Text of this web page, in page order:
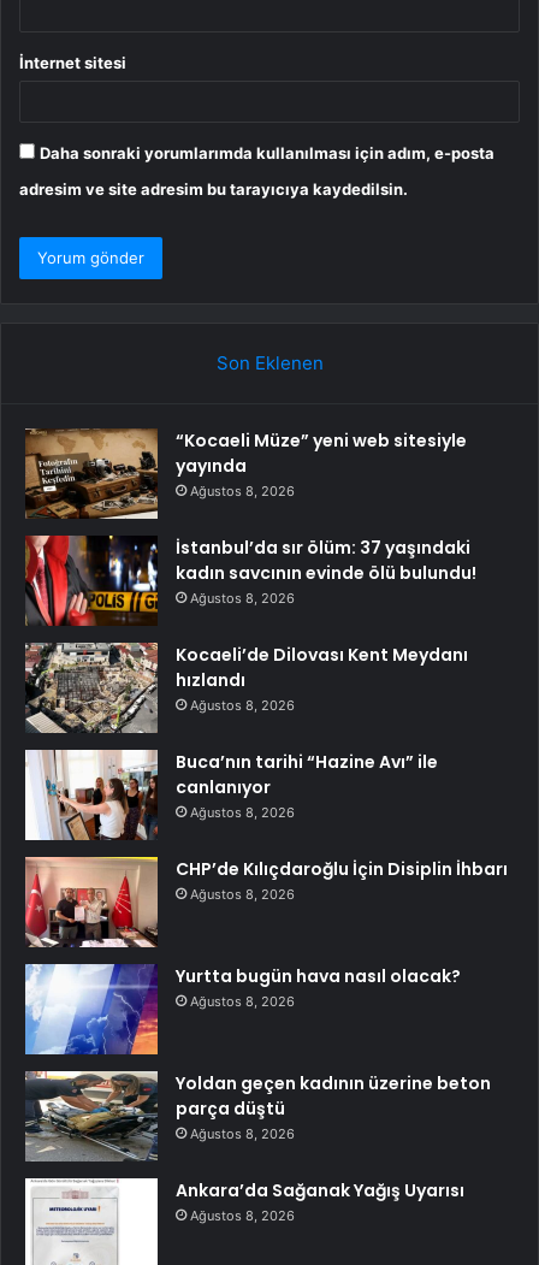
İnternet sitesi
Daha sonraki yorumlarımda kullanılması için adım, e-posta
adresim ve site adresim bu tarayıcıya kaydedilsin.
Son Eklenen
“Kocaeli Müze” yeni web sitesiyle
yayında
Ağustos 8, 2026
İstanbul’da sır ölüm: 37 yaşındaki
kadın savcının evinde ölü bulundu!
Ağustos 8, 2026
Kocaeli’de Dilovası Kent Meydanı
hızlandı
Ağustos 8, 2026
Buca’nın tarihi “Hazine Avı” ile
canlanıyor
Ağustos 8, 2026
CHP’de Kılıçdaroğlu İçin Disiplin İhbarı
Ağustos 8, 2026
Yurtta bugün hava nasıl olacak?
Ağustos 8, 2026
Yoldan geçen kadının üzerine beton
parça düştü
Ağustos 8, 2026
Ankara’da Sağanak Yağış Uyarısı
Ağustos 8, 2026